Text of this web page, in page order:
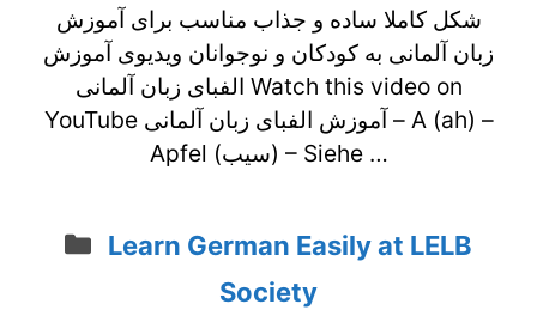
شکل کاملا ساده و جذاب مناسب برای آموزش
زبان آلمانی به کودکان و نوجوانان ویدیوی آموزش
الفبای زبان آلمانی Watch this video on
YouTube آموزش الفبای زبان آلمانی – A (ah) –
Apfel (سیب) – Siehe …
Categories
Learn German Easily at LELB
Society